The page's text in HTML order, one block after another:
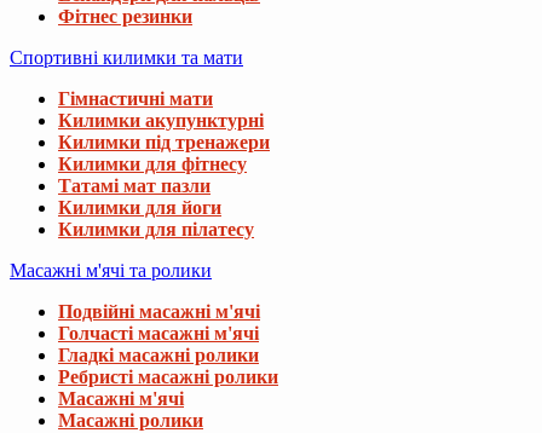
Фітнес резинки
Спортивні килимки та мати
Гімнастичні мати
Килимки акупунктурні
Килимки під тренажери
Килимки для фітнесу
Татамі мат пазли
Килимки для йоги
Килимки для пілатесу
Масажні м'ячі та ролики
Подвійні масажні м'ячі
Голчасті масажні м'ячі
Гладкі масажні ролики
Ребристі масажні ролики
Масажні м'ячі
Масажні ролики